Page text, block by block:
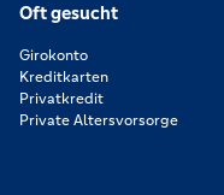
Oft gesucht
Girokonto
Kreditkarten
Privatkredit
Private Altersvorsorge